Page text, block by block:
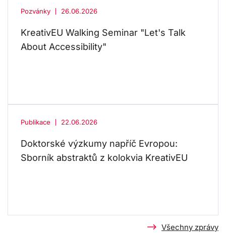
Pozvánky 26.06.2026
KreativEU Walking Seminar "Let's Talk
About Accessibility"
Publikace 22.06.2026
Doktorské výzkumy napříč Evropou:
Sborník abstraktů z kolokvia KreativEU
Všechny zprávy